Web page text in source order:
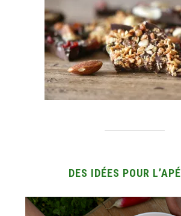
DES IDÉES POUR